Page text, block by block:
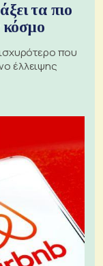
τα πιο
κόσμο
ισχυρότερο που
έλλειψης